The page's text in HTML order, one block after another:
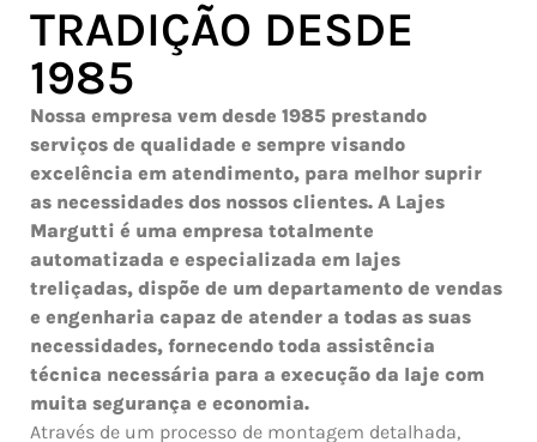
TRADIÇÃO DESDE
1985
Nossa empresa vem desde 1985 prestando
serviços de qualidade e sempre visando
excelência em atendimento, para melhor suprir
as necessidades dos nossos clientes. A Lajes
Margutti é uma empresa totalmente
automatizada e especializada em lajes
treliçadas, dispõe de um departamento de vendas
e engenharia capaz de atender a todas as suas
necessidades, fornecendo toda assistência
técnica necessária para a execução da laje com
muita segurança e economia.
Através de um processo de montagem detalhada,